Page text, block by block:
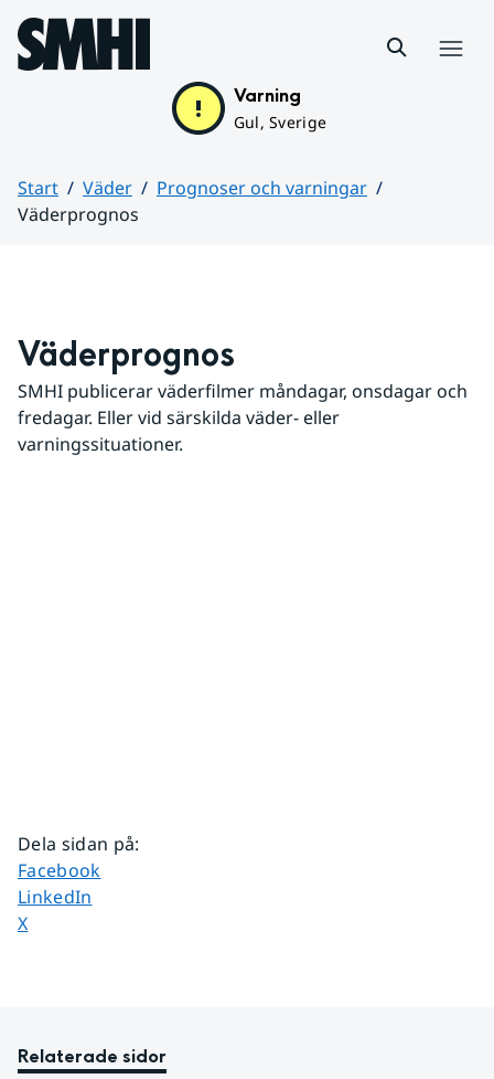
Hoppa till sidans innehåll
Varning
Gul, Sverige
Start Väder
Prognoser och varningar
Väderprognos
Väderprognos
SMHI publicerar väderfilmer måndagar, onsdagar och
fredagar. Eller vid särskilda väder- eller
varningssituationer.
Dela sidan på:
Dela sidan på
Facebook
Dela sidan på
LinkedIn
Dela sidan på
X
Relaterade sidor